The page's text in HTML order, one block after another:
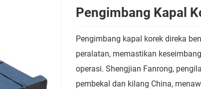
Pengimbang Kapal
Pengimbang kapal korek direka
peralatan, memastikan
operasi. Shengjian Fanrong,
pembekal dan kilang China,